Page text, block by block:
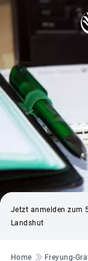
Jetzt anmelden zum
Landshut
Pfadnavigation
Home Freyung-